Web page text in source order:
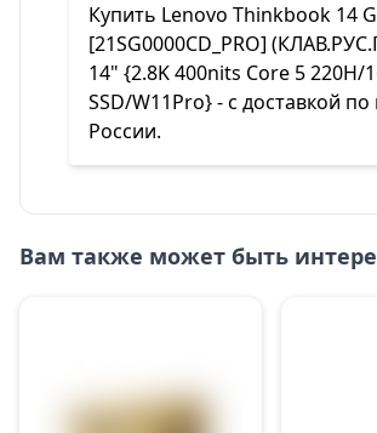
Купить Lenovo Thinkbook 14
[21SG0000CD_PRO]
14" {2.8K 400nits Core 5 220H/
SSD/W11Pro} - с доставкой по
России.
Вам также может быть